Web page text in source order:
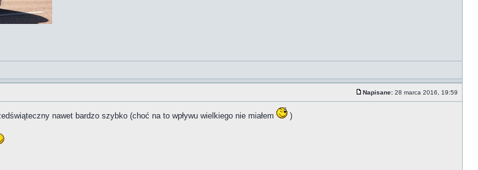
Napisane: 28 marca 2016, 19:59
nawet bardzo szybko (choć na to wpływu wielkiego nie miałem )